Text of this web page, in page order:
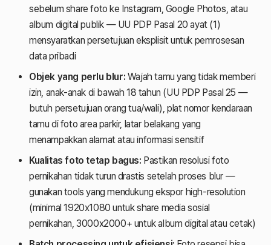
sebelum share foto ke Instagram, Google Photos, atau
album digital publik — UU PDP Pasal 20 ayat (1)
mensyaratkan persetujuan eksplisit untuk pemrosesan
data pribadi
Objek yang perlu blur: Wajah tamu yang tidak memberi
izin, anak-anak di bawah 18 tahun (UU PDP Pasal 25 —
butuh persetujuan orang tua/wali), plat nomor kendaraan
tamu di foto area parkir, latar belakang yang
menampakkan alamat atau informasi sensitif
Kualitas foto tetap bagus: Pastikan resolusi foto
pernikahan tidak turun drastis setelah proses blur —
gunakan tools yang mendukung ekspor high-resolution
(minimal 1920x1080 untuk share media sosial
pernikahan, 3000x2000+ untuk album digital atau cetak)